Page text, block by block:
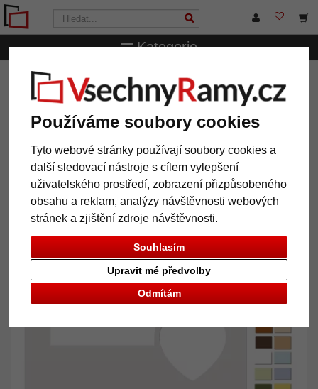
Používáme soubory cookies
Tyto webové stránky používají soubory cookies a
další sledovací nástroje s cílem vylepšení
uživatelského prostředí, zobrazení přizpůsobeného
obsahu a reklam, analýzy návštěvnosti webových
stránek a zjištění zdroje návštěvnosti.
Souhlasím
Odmítám
Upravit mé předvolby
Kategorie
VsechnRamy.cz Pasparty
Standardní pasparty
Pasparta 30x30 cm s několika výřezy
Pasparta 30x30 cm s několika
výřezy